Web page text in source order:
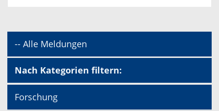
-- Alle Meldungen
Nach Kategorien filtern:
Forschung